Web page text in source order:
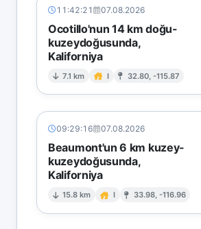
11:42:21 07.08.2026
Ocotillo'nun 14 km doğu-
kuzeydoğusunda,
Kaliforniya
7.1 km I 32.80, -115.87
09:29:16 07.08.2026
Beaumont'un 6 km kuzey-
kuzeydoğusunda,
Kaliforniya
15.8 km I 33.98, -116.96